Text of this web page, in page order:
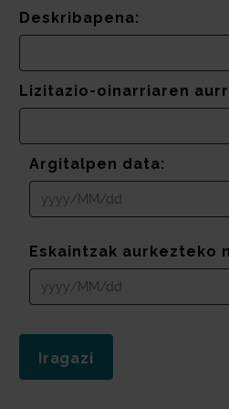
Deskribapena:
Lizitazio-oinarriaren
Argitalpen data:
Eskaintzak aurkezteko